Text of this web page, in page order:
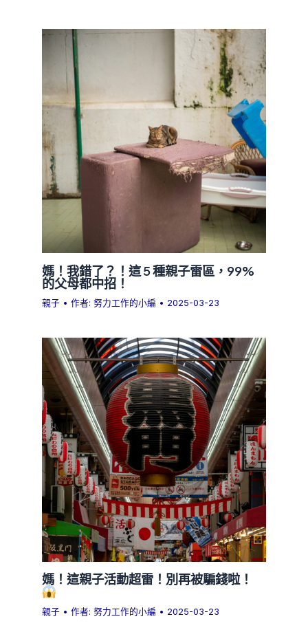
媽！我錯了？！這 5 種親子雷區，99%
的父母都中招！
親子 • 作者:努力工作的小編 • 2025-03-23
媽！這親子活動超雷！別再被騙錢啦！
親子 • 作者:努力工作的小編 • 2025-03-23